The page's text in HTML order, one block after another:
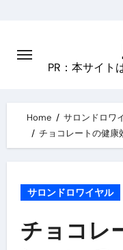
content
PR：本サイト
Home
サロンドロワ
チョコレートの健康
サロンドロワイヤル
チョコレ